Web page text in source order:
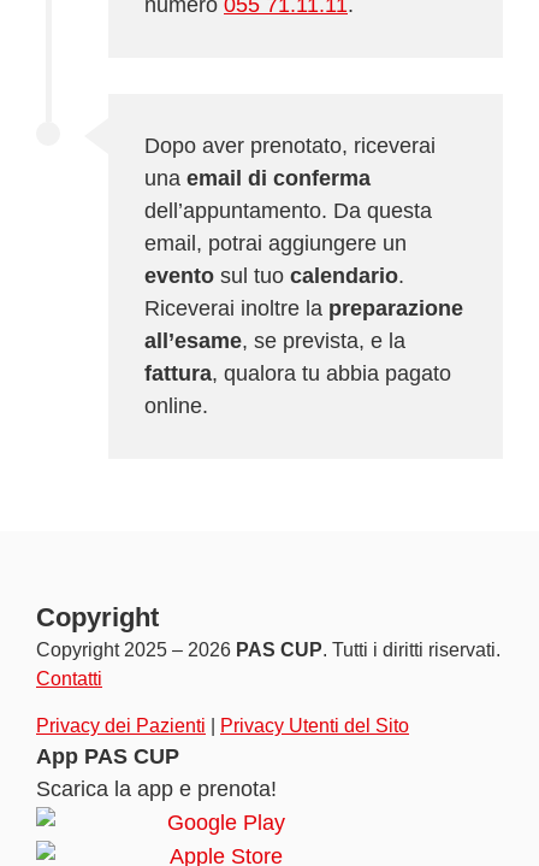
numero 055 71.11.11.
Dopo aver prenotato, riceverai
una email di conferma
dell’appuntamento. Da questa
email, potrai aggiungere un
evento sul tuo calendario.
Riceverai inoltre la preparazione
all’esame, se prevista, e la
fattura, qualora tu abbia pagato
online.
Copyright
Copyright 2025 – 2026 PAS CUP. Tutti i diritti riservati.
Contatti
Privacy dei Pazienti Privacy Utenti del Sito
App PAS CUP
Scarica la app e prenota!